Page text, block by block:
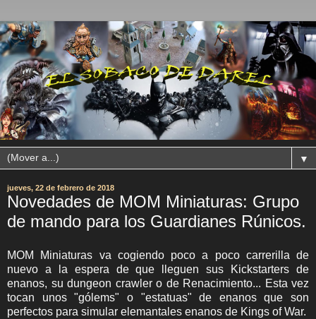
▼
jueves, 22 de febrero de 2018
Novedades de MOM Miniaturas: Grupo
de mando para los Guardianes Rúnicos.
MOM Miniaturas va cogiendo poco a poco carrerilla de
nuevo a la espera de que lleguen sus Kickstarters de
enanos, su dungeon crawler o de Renacimiento... Esta vez
tocan unos "gólems" o "estatuas" de enanos que son
perfectos para simular elemantales enanos de Kings of War.